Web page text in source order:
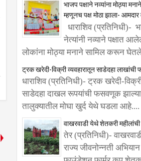
भाजप पक्षाने नव्यांना मोठ्या
म्हणूनच पक्ष मोठा झाला-
धाराशिव (प्रतिनिधी)-
नेत्यांनी नव्याने पक्षात
लोकांना मोठ्या मनाने सामिल करून
ट्रक खरेदी-विक्री व्यवहारातून साडेदहा
धाराशिव (प्रतिनिधी)- ट्रक खरेदी-
साडेदहा दाखल रूपयांची फसवणूक
तालुक्यातील मोघा खुर्द येथे घडला आहे....
वाखरवाडी येथे शेतकरी
तेर (प्रतिनिधी)-
राज्य जीवनोन्नती